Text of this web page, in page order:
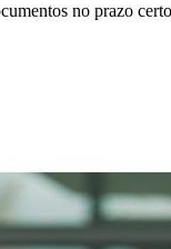
no prazo